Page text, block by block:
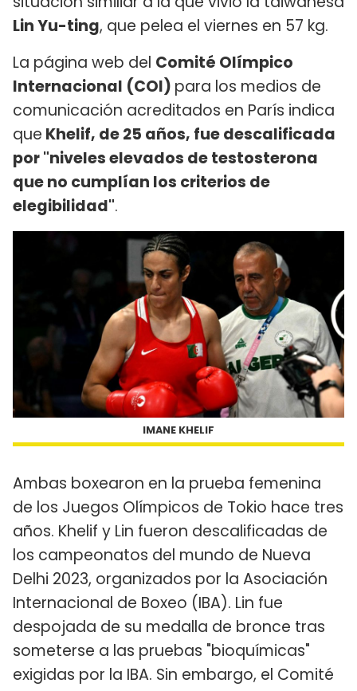
Lin Yu-ting, que pelea el viernes en 57 kg.
La página web del Comité Olímpico
Internacional (COI)​ para los medios de
comunicación acreditados en París indica
que Khelif, de 25 años, fue descalificada
por "niveles elevados de testosterona
que no cumplían los criterios de
elegibilidad".
IMANE KHELIF
Ambas boxearon en la prueba femenina
de los Juegos Olímpicos de Tokio hace tres
años. Khelif y Lin fueron descalificadas de
los campeonatos del mundo de Nueva
Delhi 2023, organizados por la Asociación
Internacional de Boxeo (IBA). Lin fue
despojada de su medalla de bronce tras
someterse a las pruebas "bioquímicas"
exigidas por la IBA. Sin embargo, el Comité